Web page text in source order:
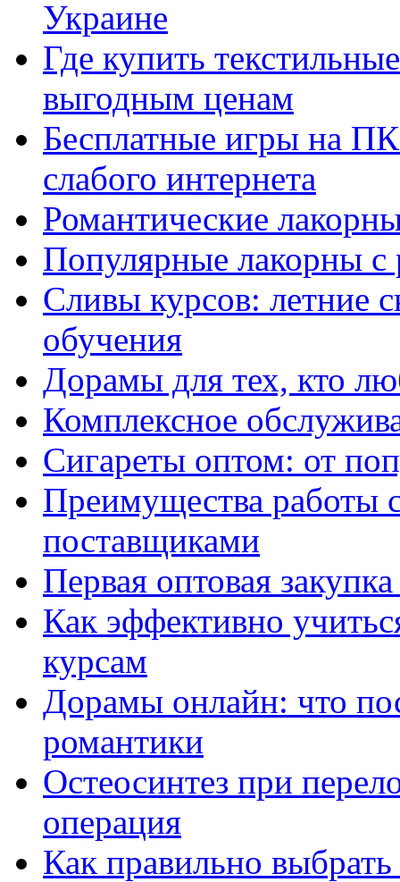
Украине
Где купить
выгодным ценам
Бесплатные игры на
слабого интернета
Романтические
Популярные лакорны с
Сливы курсов: летние
обучения
Дорамы для тех, кто
Комплексное
Сигареты оптом: от
Преимущества работы
поставщиками
Первая оптовая
Как эффективно
курсам
Дорамы онлайн: что
романтики
Остеосинтез при
операция
Как правильно